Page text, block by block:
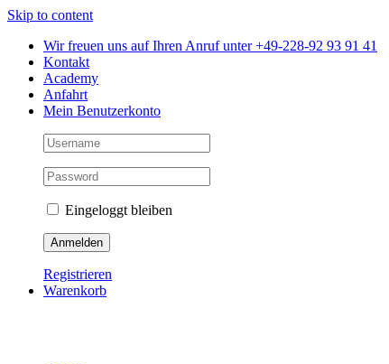
Skip to content
Wir freuen uns auf Ihren Anruf unter +49-228-92 93 91 41
Kontakt
Academy
Anfahrt
Mein Benutzerkonto
Eingeloggt bleiben
Registrieren
Warenkorb